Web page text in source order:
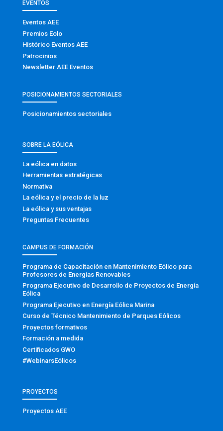
EVENTOS
Eventos AEE
Premios Eolo
Histórico Eventos AEE
Patrocinios
Newsletter AEE Eventos
POSICIONAMIENTOS SECTORIALES
Posicionamientos sectoriales
SOBRE LA EÓLICA
La eólica en datos
Herramientas estratégicas
Normativa
La eólica y el precio de la luz
La eólica y sus ventajas
Preguntas Frecuentes
CAMPUS DE FORMACIÓN
Programa de Capacitación en Mantenimiento Eólico para
Profesores de Energías Renovables
Programa Ejecutivo de Desarrollo de Proyectos de Energía
Eólica
Programa Ejecutivo en Energía Eólica Marina
Curso de Técnico Mantenimiento de Parques Eólicos
Proyectos formativos
Formación a medida
Certificados GWO
#WebinarsEólicos
PROYECTOS
Proyectos AEE